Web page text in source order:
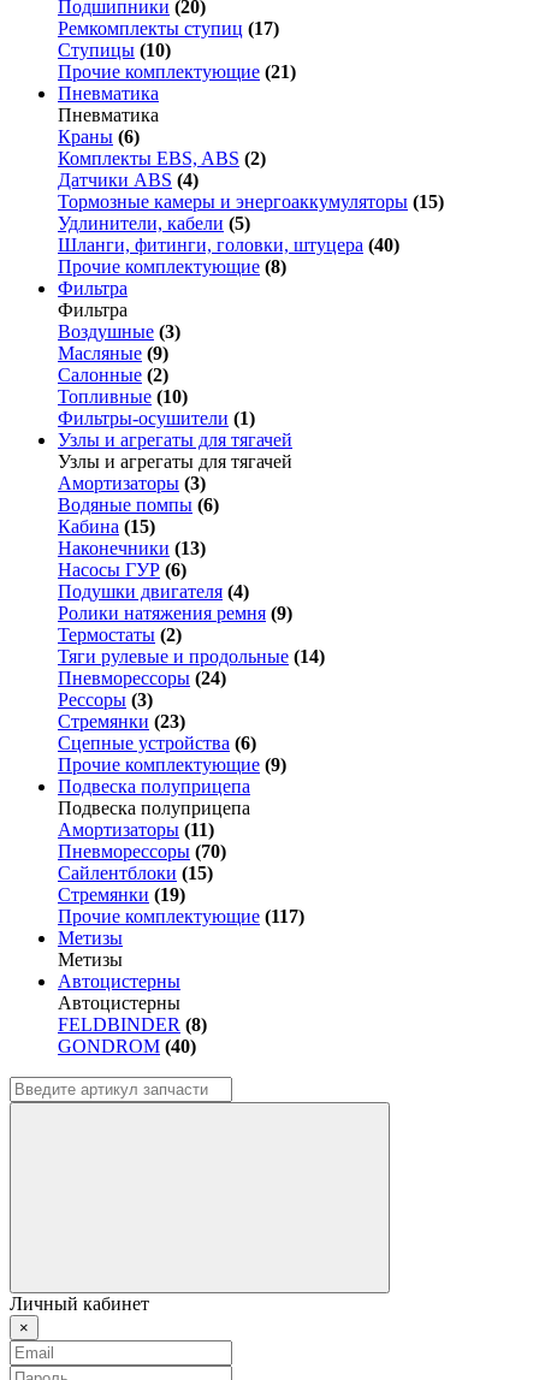
Подшипники (20)
Ремкомплекты ступиц (17)
Ступицы (10)
Прочие комплектующие (21)
Пневматика
Пневматика
Краны (6)
Комплекты EBS, ABS (2)
Датчики ABS (4)
Тормозные камеры и энергоаккумуляторы (15)
Удлинители, кабели (5)
Шланги, фитинги, головки, штуцера (40)
Прочие комплектующие (8)
Фильтра
Фильтра
Воздушные (3)
Масляные (9)
Салонные (2)
Топливные (10)
Фильтры-осушители (1)
Узлы и агрегаты для тягачей
Узлы и агрегаты для тягачей
Амортизаторы (3)
Водяные помпы (6)
Кабина (15)
Наконечники (13)
Насосы ГУР (6)
Подушки двигателя (4)
Ролики натяжения ремня (9)
Термостаты (2)
Тяги рулевые и продольные (14)
Пневморессоры (24)
Рессоры (3)
Стремянки (23)
Сцепные устройства (6)
Прочие комплектующие (9)
Подвеска полуприцепа
Подвеска полуприцепа
Амортизаторы (11)
Пневморессоры (70)
Сайлентблоки (15)
Стремянки (19)
Прочие комплектующие (117)
Метизы
Метизы
Автоцистерны
Автоцистерны
FELDBINDER (8)
GONDROM (40)
Личный кабинет
×